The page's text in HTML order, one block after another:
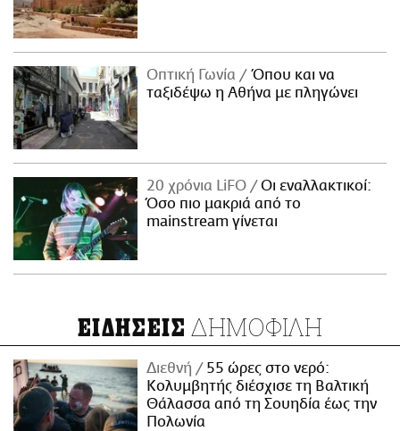
Οπτική Γωνία
Όπου και να
ταξιδέψω η Αθήνα με πληγώνει
20 χρόνια LiFO
Οι εναλλακτικοί:
Όσο πιο μακριά από το
mainstream γίνεται
ΕΙΔΗΣΕΙΣ ΔΗΜΟΦΙΛΗ
Διεθνή
55 ώρες στο νερό:
Κολυμβητής διέσχισε τη Βαλτική
Θάλασσα από τη Σουηδία έως την
Πολωνία